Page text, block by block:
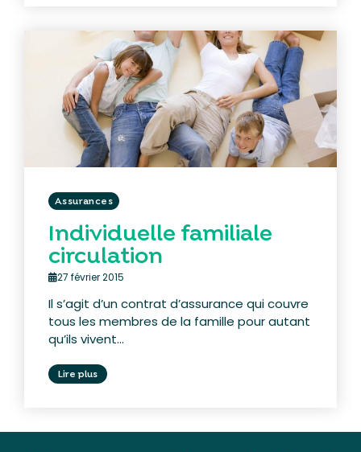
Assurances
Individuelle familiale
circulation
27 février 2015
Il s’agit d’un contrat d’assurance qui couvre
tous les membres de la famille pour autant
qu’ils vivent...
Lire plus